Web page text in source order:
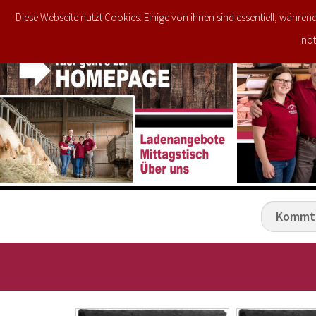
JETZT IM ANGEBOT STARTSEITE
Diese Webseite nutzt Cookies. Einige von ihnen sind essentiell,